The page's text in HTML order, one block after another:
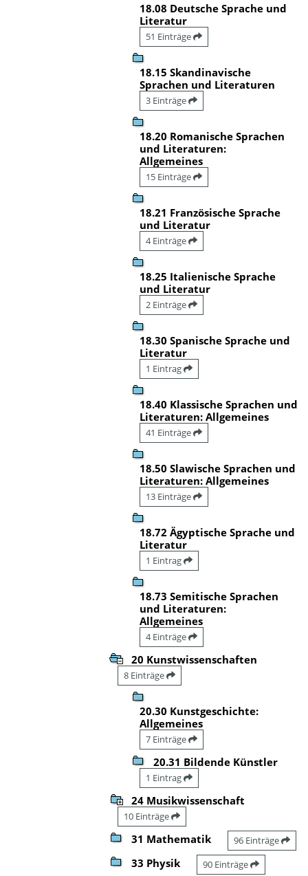
18.08 Deutsche Sprache und
Literatur
51 Einträge
18.15 Skandinavische
Sprachen und Literaturen
3 Einträge
18.20 Romanische Sprachen
und Literaturen:
Allgemeines
15 Einträge
18.21 Französische Sprache
und Literatur
4 Einträge
18.25 Italienische Sprache
und Literatur
2 Einträge
18.30 Spanische Sprache und
Literatur
1 Eintrag
18.40 Klassische Sprachen und
Literaturen: Allgemeines
41 Einträge
18.50 Slawische Sprachen und
Literaturen: Allgemeines
13 Einträge
18.72 Ägyptische Sprache und
Literatur
1 Eintrag
18.73 Semitische Sprachen
und Literaturen:
Allgemeines
4 Einträge
20 Kunstwissenschaften
8 Einträge
20.30 Kunstgeschichte:
Allgemeines
7 Einträge
20.31 Bildende Künstler
1 Eintrag
24 Musikwissenschaft
10 Einträge
31 Mathematik 96 Einträge
33 Physik 90 Einträge